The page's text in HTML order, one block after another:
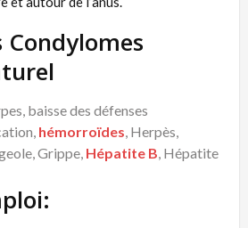
baisse des défenses
hémorroïdes , Herpès,
Grippe, Hépatite B , Hépatite
: